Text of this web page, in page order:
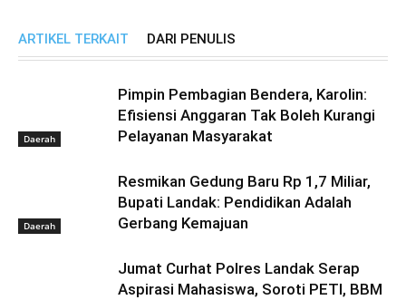
ARTIKEL TERKAIT DARI PENULIS
Daerah
Pimpin Pembagian Bendera, Karolin:
Efisiensi Anggaran Tak Boleh Kurangi
Pelayanan Masyarakat
Daerah
Resmikan Gedung Baru Rp 1,7 Miliar,
Bupati Landak: Pendidikan Adalah
Gerbang Kemajuan
Jumat Curhat Polres Landak Serap
Aspirasi Mahasiswa, Soroti PETI, BBM